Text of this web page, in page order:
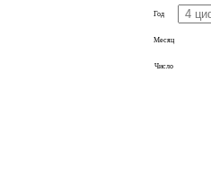
Год
Месяц
Число